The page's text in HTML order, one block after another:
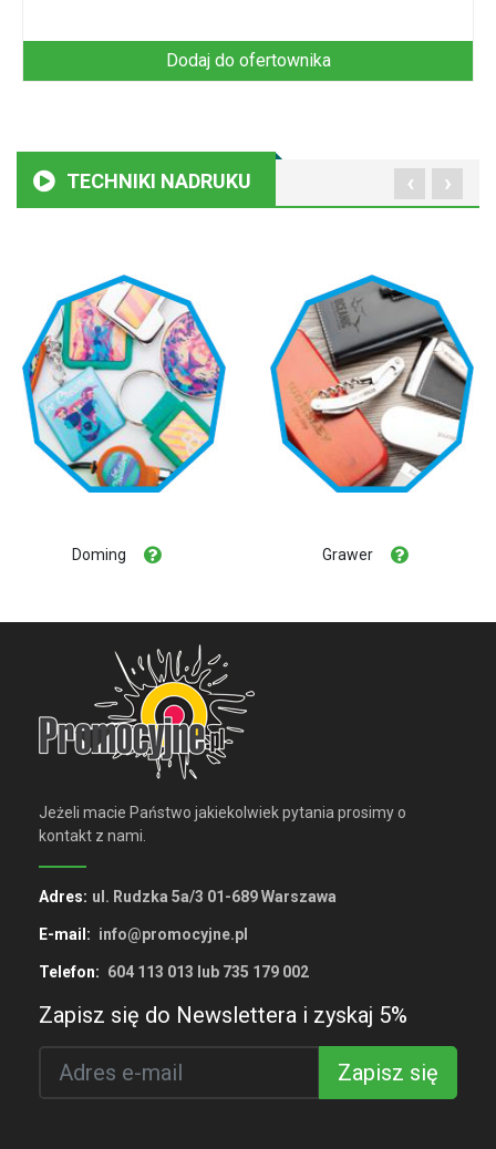
Dodaj do ofertownika
TECHNIKI NADRUKU
Doming Grawer
‹ ›
Jeżeli macie Państwo jakiekolwiek pytania prosimy o
kontakt z nami.
Adres: ul. Rudzka 5a/3 01-689 Warszawa
E-mail: info@promocyjne.pl
Telefon: 604 113 013 lub 735 179 002
Zapisz się do Newslettera i zyskaj 5%
Zapisz się